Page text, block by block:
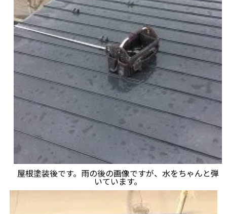
屋根塗装後です。雨の後の画像ですが、水をちゃんと弾
いています。